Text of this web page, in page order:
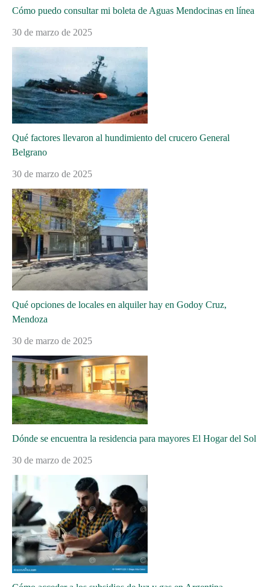
Cómo puedo consultar mi boleta de Aguas Mendocinas en línea
30 de marzo de 2025
Qué factores llevaron al hundimiento del crucero General
Belgrano
30 de marzo de 2025
Qué opciones de locales en alquiler hay en Godoy Cruz,
Mendoza
30 de marzo de 2025
Dónde se encuentra la residencia para mayores El Hogar del Sol
30 de marzo de 2025